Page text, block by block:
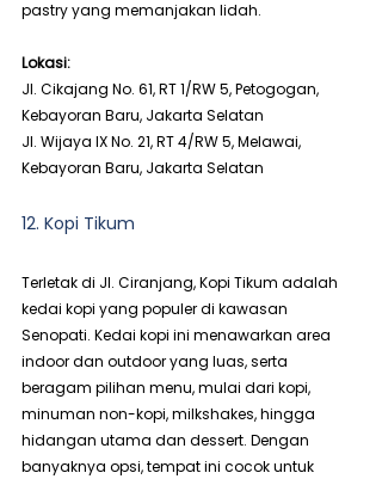
pastry yang memanjakan lidah.
Lokasi:
Jl. Cikajang No. 61, RT 1/RW 5, Petogogan,
Kebayoran Baru, Jakarta Selatan
Jl. Wijaya IX No. 21, RT 4/RW 5, Melawai,
Kebayoran Baru, Jakarta Selatan
12. Kopi Tikum
Terletak di Jl. Ciranjang, Kopi Tikum adalah
kedai kopi yang populer di kawasan
Senopati. Kedai kopi ini menawarkan area
indoor dan outdoor yang luas, serta
beragam pilihan menu, mulai dari kopi,
minuman non-kopi, milkshakes, hingga
hidangan utama dan dessert. Dengan
banyaknya opsi, tempat ini cocok untuk